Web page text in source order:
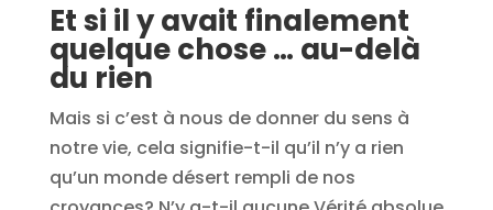
Et si il y avait finalement
quelque chose … au-delà
du rien
Mais si c’est à nous de donner du sens à
notre vie, cela signifie-t-il qu’il n’y a rien
qu’un monde désert rempli de nos